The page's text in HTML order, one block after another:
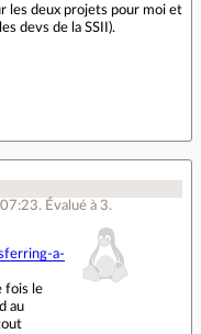
les deux projets pour moi et
devs de la SSII).
. Évalué à 3.
a-
fois le
au